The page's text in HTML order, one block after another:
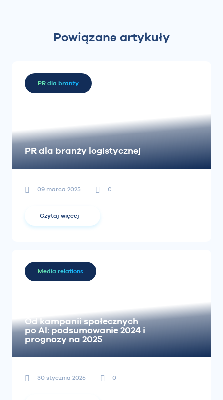
Powiązane artykuły
PR dla branży
PR dla branży logistycznej
09 marca 2025 0
Czytaj więcej
Media relations
Od kampanii społecznych
po AI: podsumowanie 2024 i
prognozy na 2025
30 stycznia 2025 0